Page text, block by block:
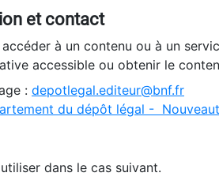
et contact
accéder à un contenu ou à un
accessible ou obtenir le
: depotlegal.editeur@bnf.fr
du dépôt légal -
dans le cas suivant.